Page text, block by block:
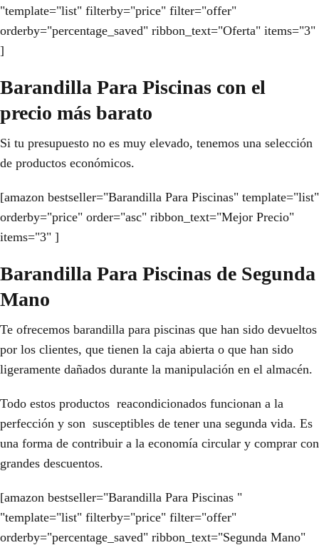
"template="list" filterby="price" filter="offer"
orderby="percentage_saved" ribbon_text="Oferta" items="3"
]
Barandilla Para Piscinas con el
precio más barato
Si tu presupuesto no es muy elevado, tenemos una selección
de productos económicos.
[amazon bestseller="Barandilla Para Piscinas" template="list"
orderby="price" order="asc" ribbon_text="Mejor Precio"
items="3" ]
Barandilla Para Piscinas de Segunda
Mano
Te ofrecemos barandilla para piscinas que han sido devueltos
por los clientes, que tienen la caja abierta o que han sido
ligeramente dañados durante la manipulación en el almacén.
Todo estos productos reacondicionados funcionan a la
perfección y son susceptibles de tener una segunda vida. Es
una forma de contribuir a la economía circular y comprar con
grandes descuentos.
[amazon bestseller="Barandilla Para Piscinas "
"template="list" filterby="price" filter="offer"
orderby="percentage_saved" ribbon_text="Segunda Mano"